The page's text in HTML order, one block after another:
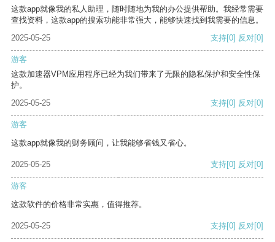
这款app就像我的私人助理，随时随地为我的办公提供帮助。我经常需要
查找资料，这款app的搜索功能非常强大，能够快速找到我需要的信息。
2025-05-25
支持[0] 反对[0]
游客
这款加速器VPM应用程序已经为我们带来了无限的隐私保护和安全性保
护。
2025-05-25
支持[0] 反对[0]
游客
这款app就像我的财务顾问，让我能够省钱又省心。
2025-05-25 支持[0] 反对[0]
游客
这款软件的价格非常实惠，值得推荐。
2025-05-25 支持[0] 反对[0]